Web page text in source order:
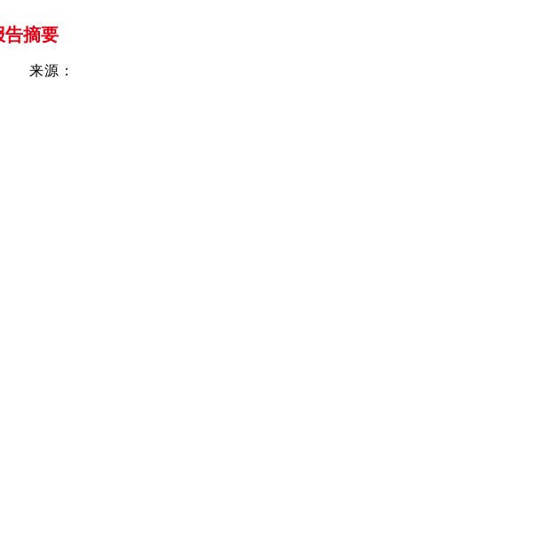
告摘要
来源：